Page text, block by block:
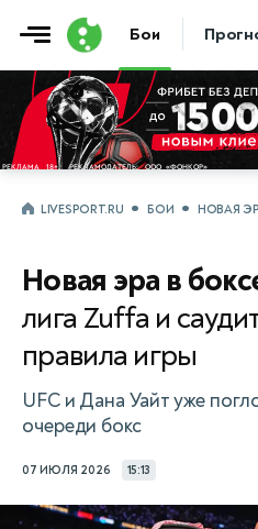
Бои
LIVESPORT.RU БОИ НОВАЯ
Новая эра в
лига Zuffa и
правила игры
UFC и Дана Уайт уже
очереди бокс
07 ИЮЛЯ 2026 15:13